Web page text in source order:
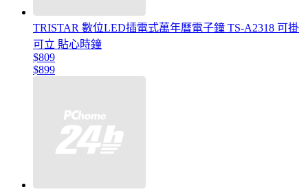
TRISTAR 數位LED插電式萬年曆電子鐘 TS-A2318 可掛
可立 貼心時鐘
$809
$899